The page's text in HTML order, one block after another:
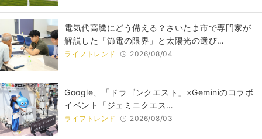
電気代高騰にどう備える？さいたま市で専門家が
解説した「節電の限界」と太陽光の選び…
ライフトレンド 2026/08/04
Google、「ドラゴンクエスト」×Geminiのコラボ
イベント「ジェミニクエス…
ライフトレンド 2026/08/03